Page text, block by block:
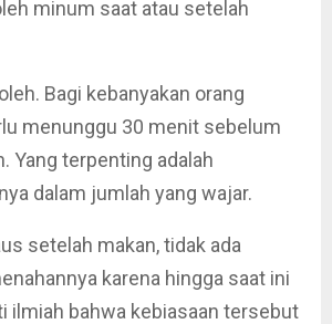
minum saat atau setelah
Bagi kebanyakan orang
menunggu 30 menit sebelum
Yang terpenting adalah
dalam jumlah yang wajar.
setelah makan, tidak ada
karena hingga saat ini
ilmiah bahwa kebiasaan tersebut